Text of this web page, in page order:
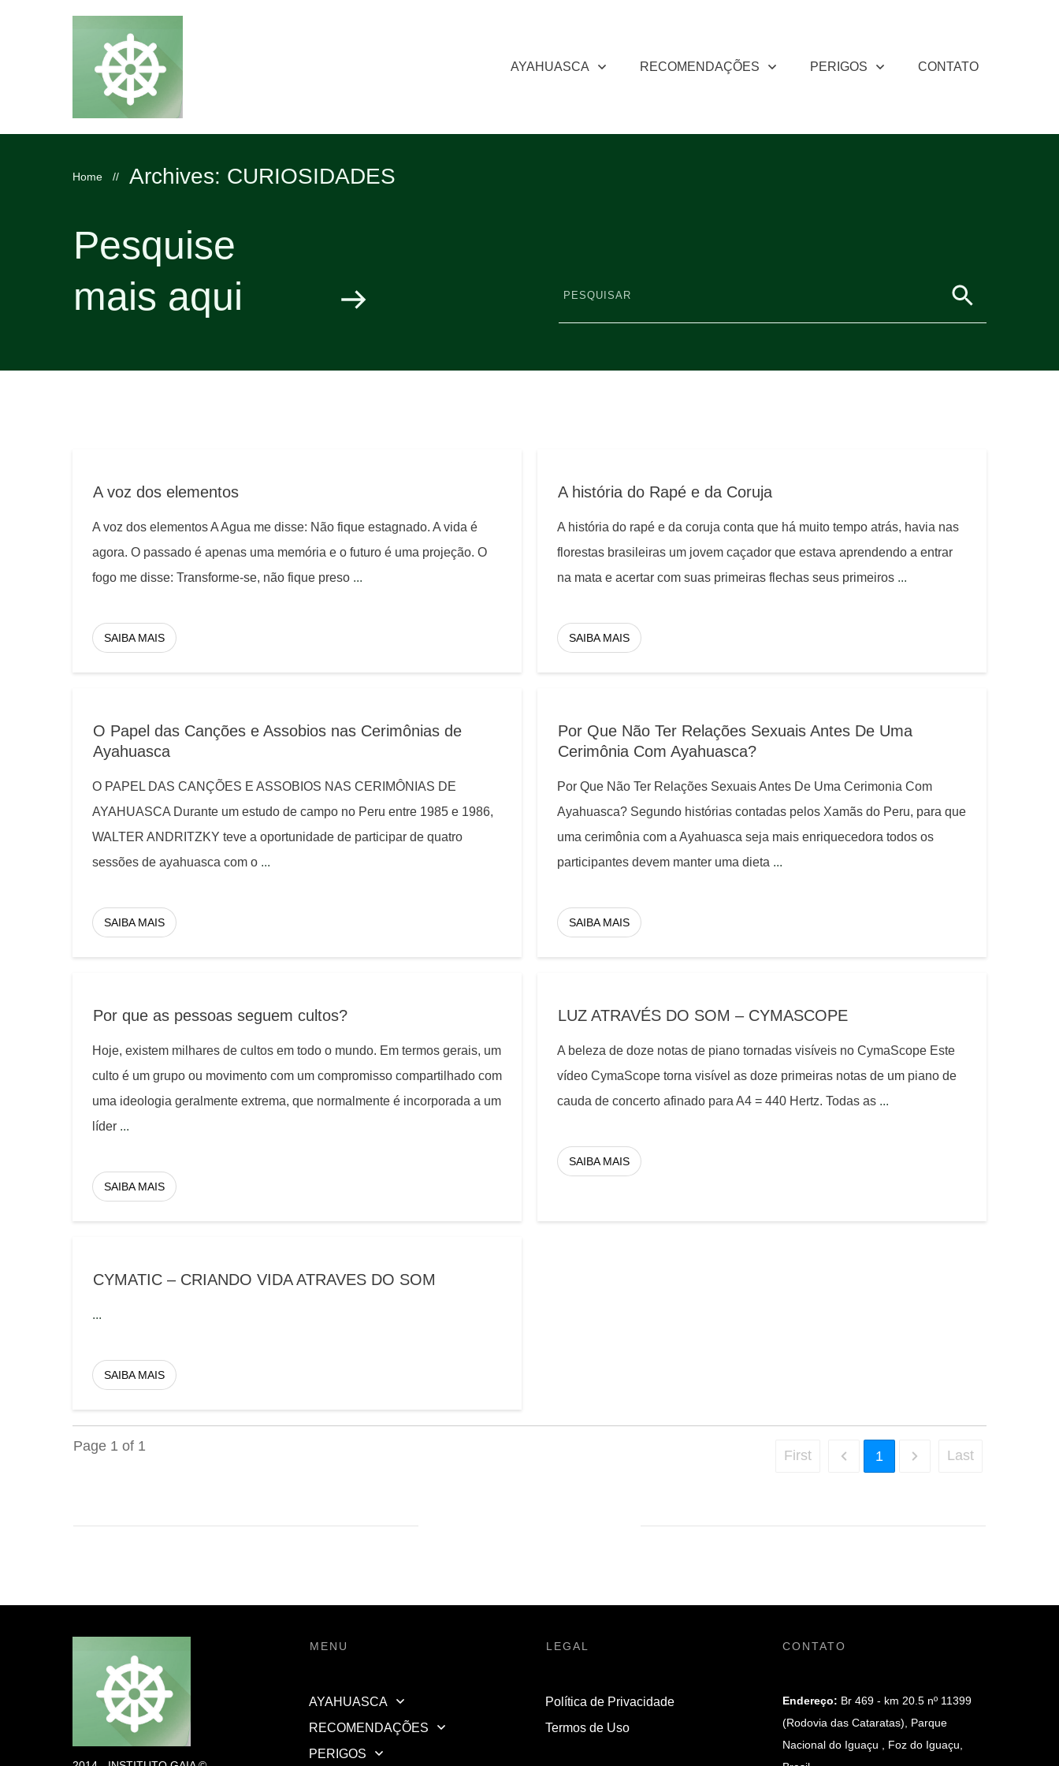
AYAHUASCA RECOMENDAÇÕES PERIGOS CONTATO
Home // Archives: CURIOSIDADES
Pesquise
mais aqui
A voz dos elementos
A voz dos elementos A Agua me disse: Não fique estagnado. A vida é
agora. O passado é apenas uma memória e o futuro é uma projeção. O
fogo me disse: Transforme-se, não fique preso ...
SAIBA MAIS
A história do Rapé e da Coruja
A história do rapé e da coruja conta que há muito tempo atrás, havia nas
florestas brasileiras um jovem caçador que estava aprendendo a entrar
na mata e acertar com suas primeiras flechas seus primeiros ...
SAIBA MAIS
O Papel das Canções e Assobios nas Cerimônias de
Ayahuasca
O PAPEL DAS CANÇÕES E ASSOBIOS NAS CERIMÔNIAS DE
AYAHUASCA Durante um estudo de campo no Peru entre 1985 e 1986,
WALTER ANDRITZKY teve a oportunidade de participar de quatro
sessões de ayahuasca com o ...
SAIBA MAIS
Por Que Não Ter Relações Sexuais Antes De Uma
Cerimônia Com Ayahuasca?
Por Que Não Ter Relações Sexuais Antes De Uma Cerimonia Com
Ayahuasca? Segundo histórias contadas pelos Xamãs do Peru, para que
uma cerimônia com a Ayahuasca seja mais enriquecedora todos os
participantes devem manter uma dieta ...
SAIBA MAIS
Por que as pessoas seguem cultos?
Hoje, existem milhares de cultos em todo o mundo. Em termos gerais, um
culto é um grupo ou movimento com um compromisso compartilhado com
uma ideologia geralmente extrema, que normalmente é incorporada a um
líder ...
SAIBA MAIS
LUZ ATRAVÉS DO SOM – CYMASCOPE
A beleza de doze notas de piano tornadas visíveis no CymaScope Este
vídeo CymaScope torna visível as doze primeiras notas de um piano de
cauda de concerto afinado para A4 = 440 Hertz. Todas as ...
SAIBA MAIS
CYMATIC – CRIANDO VIDA ATRAVES DO SOM
...
SAIBA MAIS
Page 1 of 1
First 1 Last
MENU
AYAHUASCA
RECOMENDAÇÕES
PERIGOS
LEGAL
Política de Privacidade
Termos de Uso
CONTATO
Endereço: Br 469 - km 20.5 nº 11399
(Rodovia das Cataratas), Parque
Nacional do Iguaçu , Foz do Iguaçu,